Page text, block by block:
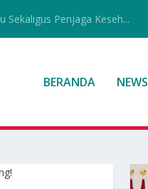
Sekaligus Penjaga Keseh...
BERANDA NEWS